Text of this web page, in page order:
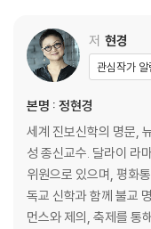
먹을거리 생태학 167 / 뉴
귀향
지금 당장 아프리카로
매혹하는 힘 231 / 우주
요 271
저 현경
관심작가 알
본명 : 정현경
세계 진보신학의 명문,
성 종신교수. 달라이 라
위원으로 있으며, 평화
독교 신학과 함께 불교
먼스와 제의, 축제를 통